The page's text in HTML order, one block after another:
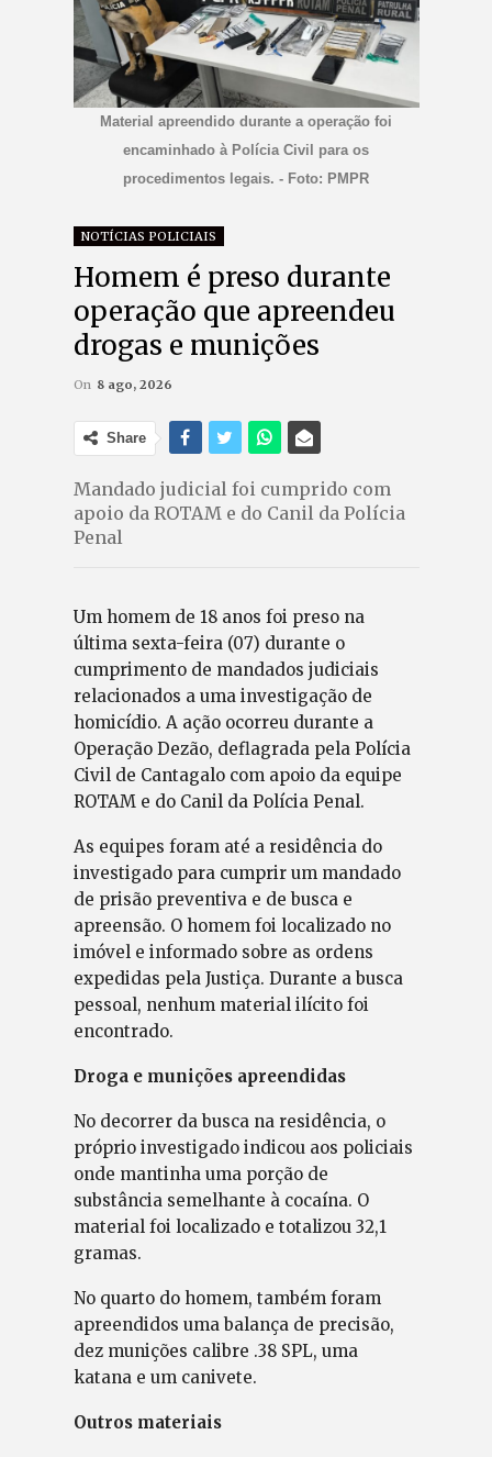
Material apreendido durante a operação foi
encaminhado à Polícia Civil para os
procedimentos legais. - Foto: PMPR
NOTÍCIAS POLICIAIS
Homem é preso durante
operação que apreendeu
drogas e munições
On 8 ago, 2026
Share
Mandado judicial foi cumprido com
apoio da ROTAM e do Canil da Polícia
Penal
Um homem de 18 anos foi preso na
última sexta-feira (07) durante o
cumprimento de mandados judiciais
relacionados a uma investigação de
homicídio. A ação ocorreu durante a
Operação Dezão, deflagrada pela Polícia
Civil de Cantagalo com apoio da equipe
ROTAM e do Canil da Polícia Penal.
As equipes foram até a residência do
investigado para cumprir um mandado
de prisão preventiva e de busca e
apreensão. O homem foi localizado no
imóvel e informado sobre as ordens
expedidas pela Justiça. Durante a busca
pessoal, nenhum material ilícito foi
encontrado.
Droga e munições apreendidas
No decorrer da busca na residência, o
próprio investigado indicou aos policiais
onde mantinha uma porção de
substância semelhante à cocaína. O
material foi localizado e totalizou 32,1
gramas.
No quarto do homem, também foram
apreendidos uma balança de precisão,
dez munições calibre .38 SPL, uma
katana e um canivete.
Outros materiais